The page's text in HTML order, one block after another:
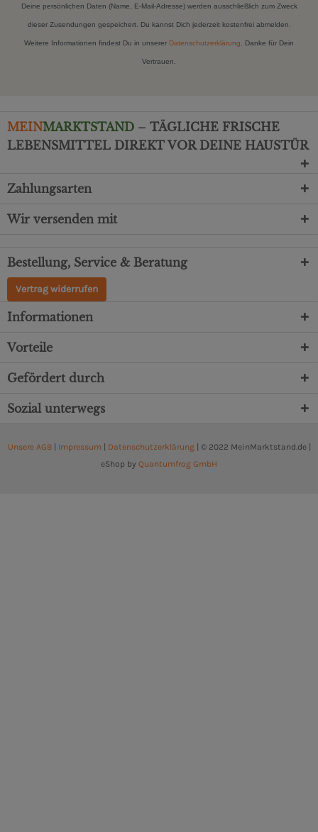
Deine persönlichen Daten (Name, E-Mail-Adresse) werden ausschließlich zum Zweck
dieser Zusendungen gespeichert. Du kannst Dich jederzeit kostenfrei abmelden.
Weitere Informationen findest Du in unserer Datenschutzerklärung . Danke für Dein
Vertrauen.
MEINMARKTSTAND – TÄGLICHE FRISCHE
LEBENSMITTEL DIREKT VOR DEINE HAUSTÜR
Zahlungsarten
Wir versenden mit
Bestellung, Service & Beratung
Vertrag widerrufen
Informationen
Vorteile
Gefördert durch
Sozial unterwegs
Unsere AGB| Impressum Datenschutzerklärung| © 2022 MeinMarktstand.de |
eShop by Quantumfrog GmbH